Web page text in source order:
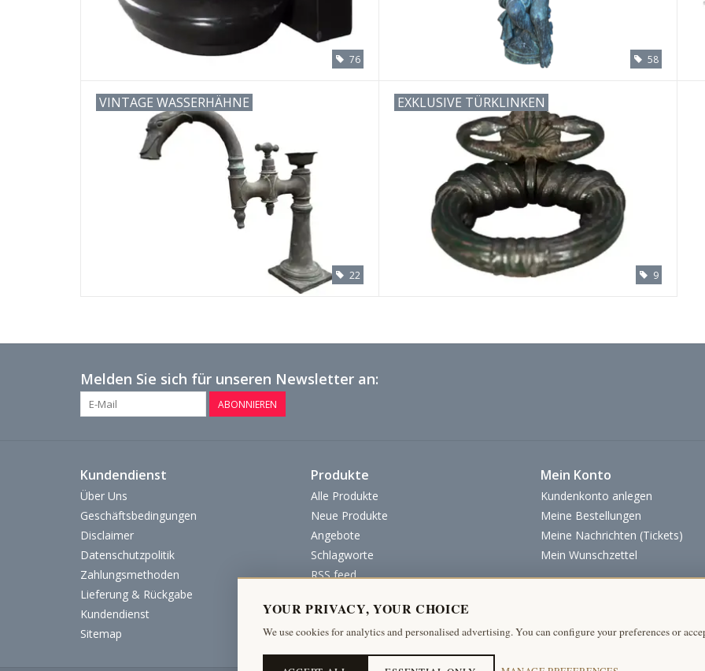
76 58
VINTAGE WASSERHÄHNE
22
EXKLUSIVE TÜRKLINKEN
9
Melden Sie sich für unseren Newsletter an:
ABONNIEREN
Kundendienst
Über Uns
Geschäftsbedingungen
Disclaimer
Datenschutzpolitik
Zahlungsmethoden
Lieferung & Rückgabe
Kundendienst
Sitemap
Produkte
Alle Produkte
Neue Produkte
Angebote
Schlagworte
RSS feed
Mein Konto
Kundenkonto anlegen
Meine Bestellungen
Meine Nachrichten (Tickets)
Mein Wunschzettel
YOUR PRIVACY, YOUR CHOICE
We use cookies for analytics and personalised advertising. You can configure your preferences or